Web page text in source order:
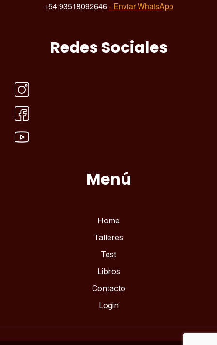
+54 93518092646- Enviar WhatsApp
Redes Sociales
Menú
Home
Talleres
Test
Libros
Contacto
Login